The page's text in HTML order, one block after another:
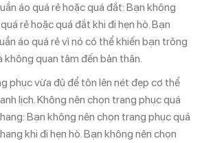
áo quá rẻ hoặc quá đắt: Bạn không
rẻ hoặc quá đắt khi đi hẹn hò. Bạn
áo quá rẻ vì nó có thể khiến bạn trông
quan tâm đến bản thân.
phục vừa đủ để tôn lên nét đẹp cơ thể
lịch. Không nên chọn trang phục quá
Bạn không nên chọn trang phục quá
khi đi hẹn hò. Bạn không nên chọn